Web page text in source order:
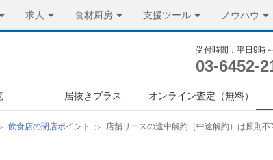
求人 食材厨房 支援ツール ノウハウ
受付時間：平日9時
03-6452-
居抜きプラス オンライン査定（無料）
飲食店の閉店ポイント 店舗リースの途中解約（中途解約）は原則